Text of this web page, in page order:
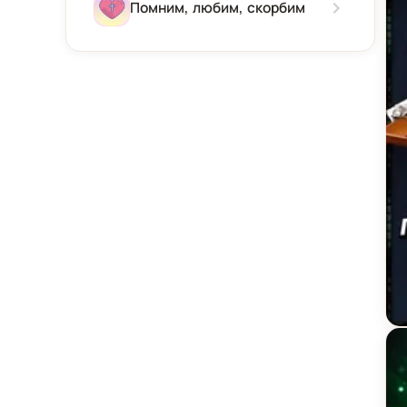
Помним, любим, скорбим